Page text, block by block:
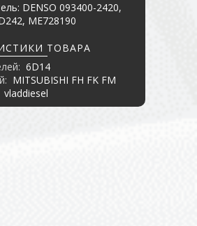
DENSO 093400-2420,
ME728190
ТОВАРА
6D14
MITSUBISHI FH FK FM
vladdiesel